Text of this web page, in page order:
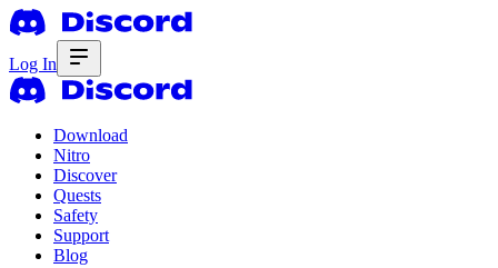
Log In
Download
Nitro
Discover
Quests
Safety
Support
Blog